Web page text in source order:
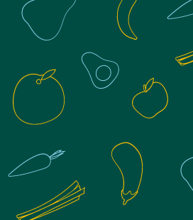
50% de réduction
total de vos
Fini le stress, tous vos
prêts il ne vous reste
réchauffer
Réduisez votre charge
équilibrés, élaborés
nutritionniste
Maitrisez votre budget